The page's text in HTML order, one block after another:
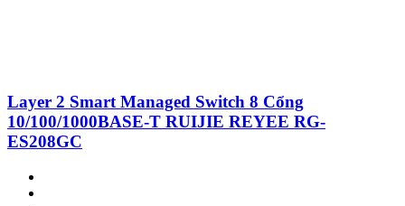
Layer 2 Smart Managed Switch 8 Cổng
10/100/1000BASE-T RUIJIE REYEE RG-
ES208GC